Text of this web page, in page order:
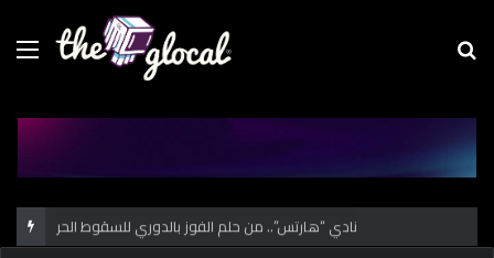
Menu
نادي “هارتس”.. من حلم الفوز بالدوري للسقوط الحر